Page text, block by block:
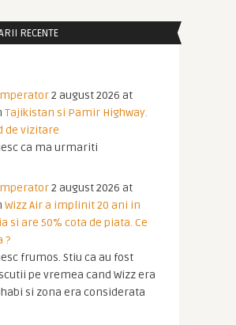
RECENTE
2 august 2026 at
Tajikistan si Pamir Highway.
de vizitare
ca ma urmariti
2 august 2026 at
Wizz Air a implinit 20 ani in
si are 50% cota de piata. Ce
?
frumos. Stiu ca au fost
pe vremea cand Wizz era
si zona era considerata